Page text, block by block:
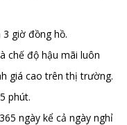
giờ đồng hồ.
chế độ hậu mãi luôn
giá cao trên thị trường.
phút.
ngày kể cả ngày nghỉ